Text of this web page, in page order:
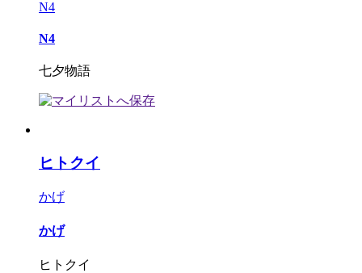
N4
N4
七夕物語
ヒトクイ
かげ
かげ
ヒトクイ